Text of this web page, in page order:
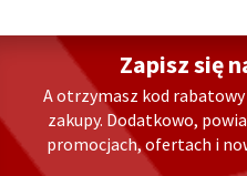
Zapisz się
A otrzymasz kod rabatowy
zakupy. Dodatkowo,
promocjach, ofertach i